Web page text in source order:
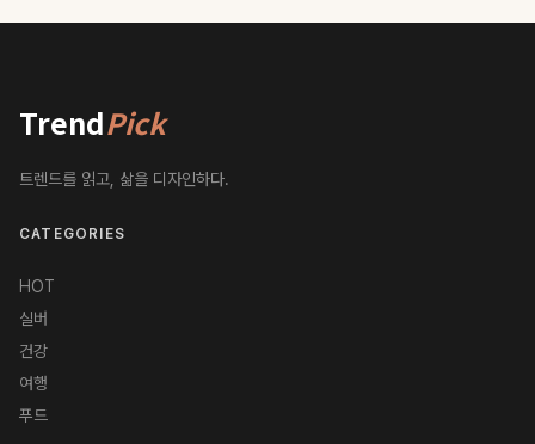
TrendPick
트렌드를 읽고, 삶을 디자인하다.
CATEGORIES
HOT
실버
건강
여행
푸드